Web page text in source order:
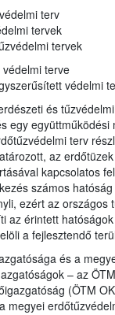
terv
tervek
tervek
terve
védelmi
és
egy együttműködési
terv
az
kapcsolatos
számos
ezért az országos
az érintett
a fejlesztendő
és a
– az
(ÖTM
megyei